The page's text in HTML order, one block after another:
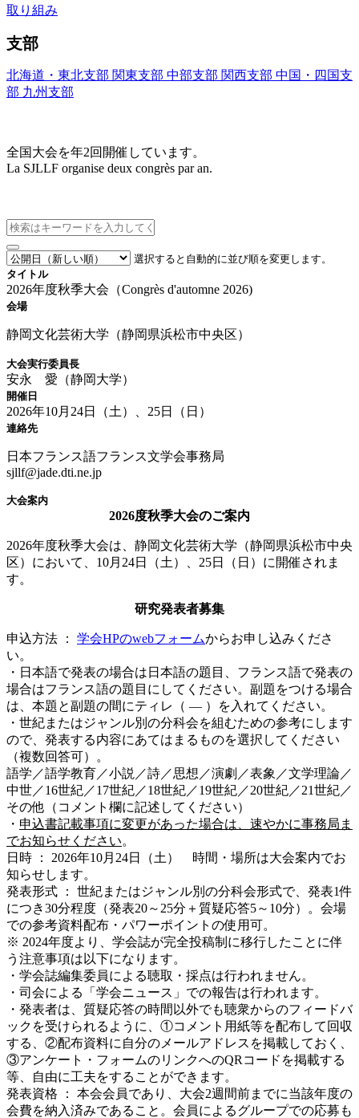
取り組み
支部
北海道・東北支部 関東支部 中部支部 関西支部 中国・四国支
部 九州支部
全国大会を年2回開催しています。
La SJLLF organise deux congrès par an.
選択すると自動的に並び順を変更します。
タイトル
2026年度秋季大会（Congrès d'automne 2026)
会場
静岡文化芸術大学（静岡県浜松市中央区）
大会実行委員長
安永 愛（静岡大学）
開催日
2026年10月24日（土）、25日（日）
連絡先
日本フランス語フランス文学会事務局
sjllf@jade.dti.ne.jp
大会案内
2026度秋季大会のご案内
2026年度秋季大会は、静岡文化芸術大学（静岡県浜松市中央
区）において、10月24日（土）、25日（日）に開催されま
す。
研究発表者募集
申込方法 ： 学会HPのwebフォームからお申し込みくださ
い。
・日本語で発表の場合は日本語の題目、フランス語で発表の
場合はフランス語の題目にしてください。副題をつける場合
は、本題と副題の間にティレ（ ― ）を入れてください。
・世紀またはジャンル別の分科会を組むための参考にします
ので、発表する内容にあてはまるものを選択してください
（複数回答可）。
語学／語学教育／小説／詩／思想／演劇／表象／文学理論／
中世／16世紀／17世紀／18世紀／19世紀／20世紀／21世紀／
その他（コメント欄に記述してください）
・ 申込書記載事項に変更があった場合は、速やかに事務局ま
でお知らせください。
日時 ： 2026年10月24日（土） 時間・場所は大会案内でお
知らせします。
発表形式 ： 世紀またはジャンル別の分科会形式で、発表1件
につき30分程度（発表20～25分＋質疑応答5～10分）。会場
での参考資料配布・パワーポイントの使用可。
※ 2024年度より、学会誌が完全投稿制に移行したことに伴
う注意事項は以下になります。
・学会誌編集委員による聴取・採点は行われません。
・司会による「学会ニュース」での報告は行われます。
・発表者は、質疑応答の時間以外でも聴衆からのフィードバ
ックを受けられるように、①コメント用紙等を配布して回収
する、②配布資料に自分のメールアドレスを掲載しておく、
③アンケート・フォームのリンクへのQRコードを掲載する
等、自由に工夫をすることができます。
発表資格 ： 本会会員であり、大会2週間前までに当該年度の
会費を納入済みであること。会員によるグループでの応募も